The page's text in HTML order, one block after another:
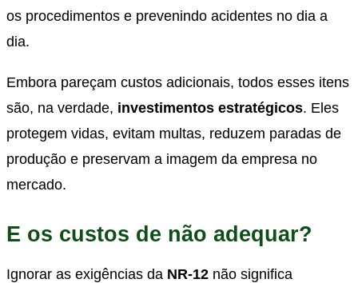
os procedimentos e prevenindo acidentes no dia a
dia.
Embora pareçam custos adicionais, todos esses itens
são, na verdade, investimentos estratégicos. Eles
protegem vidas, evitam multas, reduzem paradas de
produção e preservam a imagem da empresa no
mercado.
E os custos de não adequar?
Ignorar as exigências da NR-12 não significa